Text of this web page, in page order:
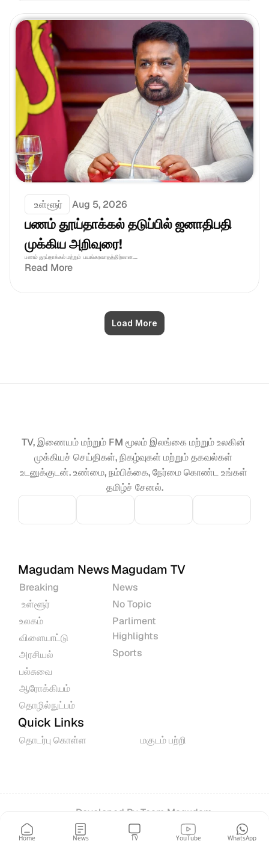
உள்ளூர் Aug 5, 2026
பணம் தூய்தாக்கல் தடுப்பில் ஜனாதிபதி
முக்கிய அறிவுரை!
பணம் தூய்தாக்கல் மற்றும்  பயங்கரவாதத்திற்கான....
Read More
Load More
TV, இணையம் மற்றும் FM மூலம் இலங்கை மற்றும் உலகின்
முக்கியச் செய்திகள், நிகழ்வுகள் மற்றும் தகவல்கள்
உடனுக்குடன். உண்மை, நம்பிக்கை, நேர்மை கொண்ட உங்கள்
தமிழ்ச் சேனல்.
Magudam News
Breaking
உள்ளூர்
உலகம்
விளையாட்டு
அரசியல்
பல்சுவை
ஆரோக்கியம்
தொழில்நுட்பம்
Magudam TV
News
No Topic
Parliment
Highlights
Sports
Quick Links
தொடர்பு கொள்ள மகுடம் பற்றி
Developed By Team Magudam
© 2026 All rights reserved.
Home News TV YouTube WhatsApp